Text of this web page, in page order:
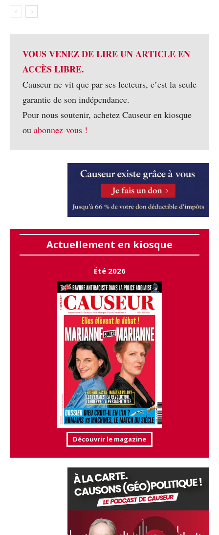
VOUS VENEZ DE LIRE UN ARTICLE EN
ACCÈS LIBRE.
Causeur ne vit que par ses lecteurs, c’est la seule
garantie de son indépendance.
Pour nous soutenir, achetez Causeur en kiosque
ou abonnez-vous !
Actuellement en kiosque
Été 2026
Découvrir le magazine